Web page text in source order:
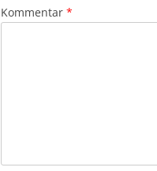
Kommentar *